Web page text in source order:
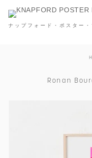
ナップフォード・ポスター・
Ronan